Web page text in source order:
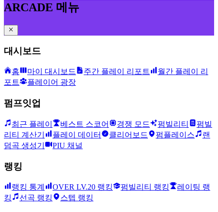
ARCADE 메뉴
대시보드
홈 마이 대시보드 주간 플레이 리포트
월간 플레이 리
포트
플레이어 광장
펌프잇업
최근 플레이 베스트 스코어 경쟁 모드 펌빌리티
펌빌
리티 계산기
플레이 데이터 클리어보드 펌플레이스
랜
덤곡 생성기
PIU 채널
랭킹
랭킹 통계 OVER LV.20 랭킹 펌빌리티 랭킹
레이팅 랭
킹
선곡 랭킹 스텝 랭킹